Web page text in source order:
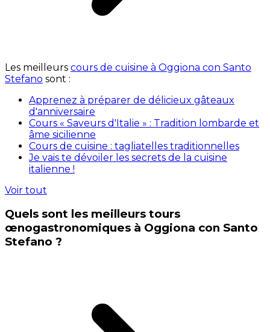
Les meilleurs cours de cuisine à Oggiona con Santo
Stefano sont :
Apprenez à préparer de délicieux gâteaux
d'anniversaire
Cours « Saveurs d'Italie » : Tradition lombarde et
âme sicilienne
Cours de cuisine : tagliatelles traditionnelles
Je vais te dévoiler les secrets de la cuisine
italienne !
Voir tout
Quels sont les meilleurs tours
œnogastronomiques à Oggiona con Santo
Stefano ?